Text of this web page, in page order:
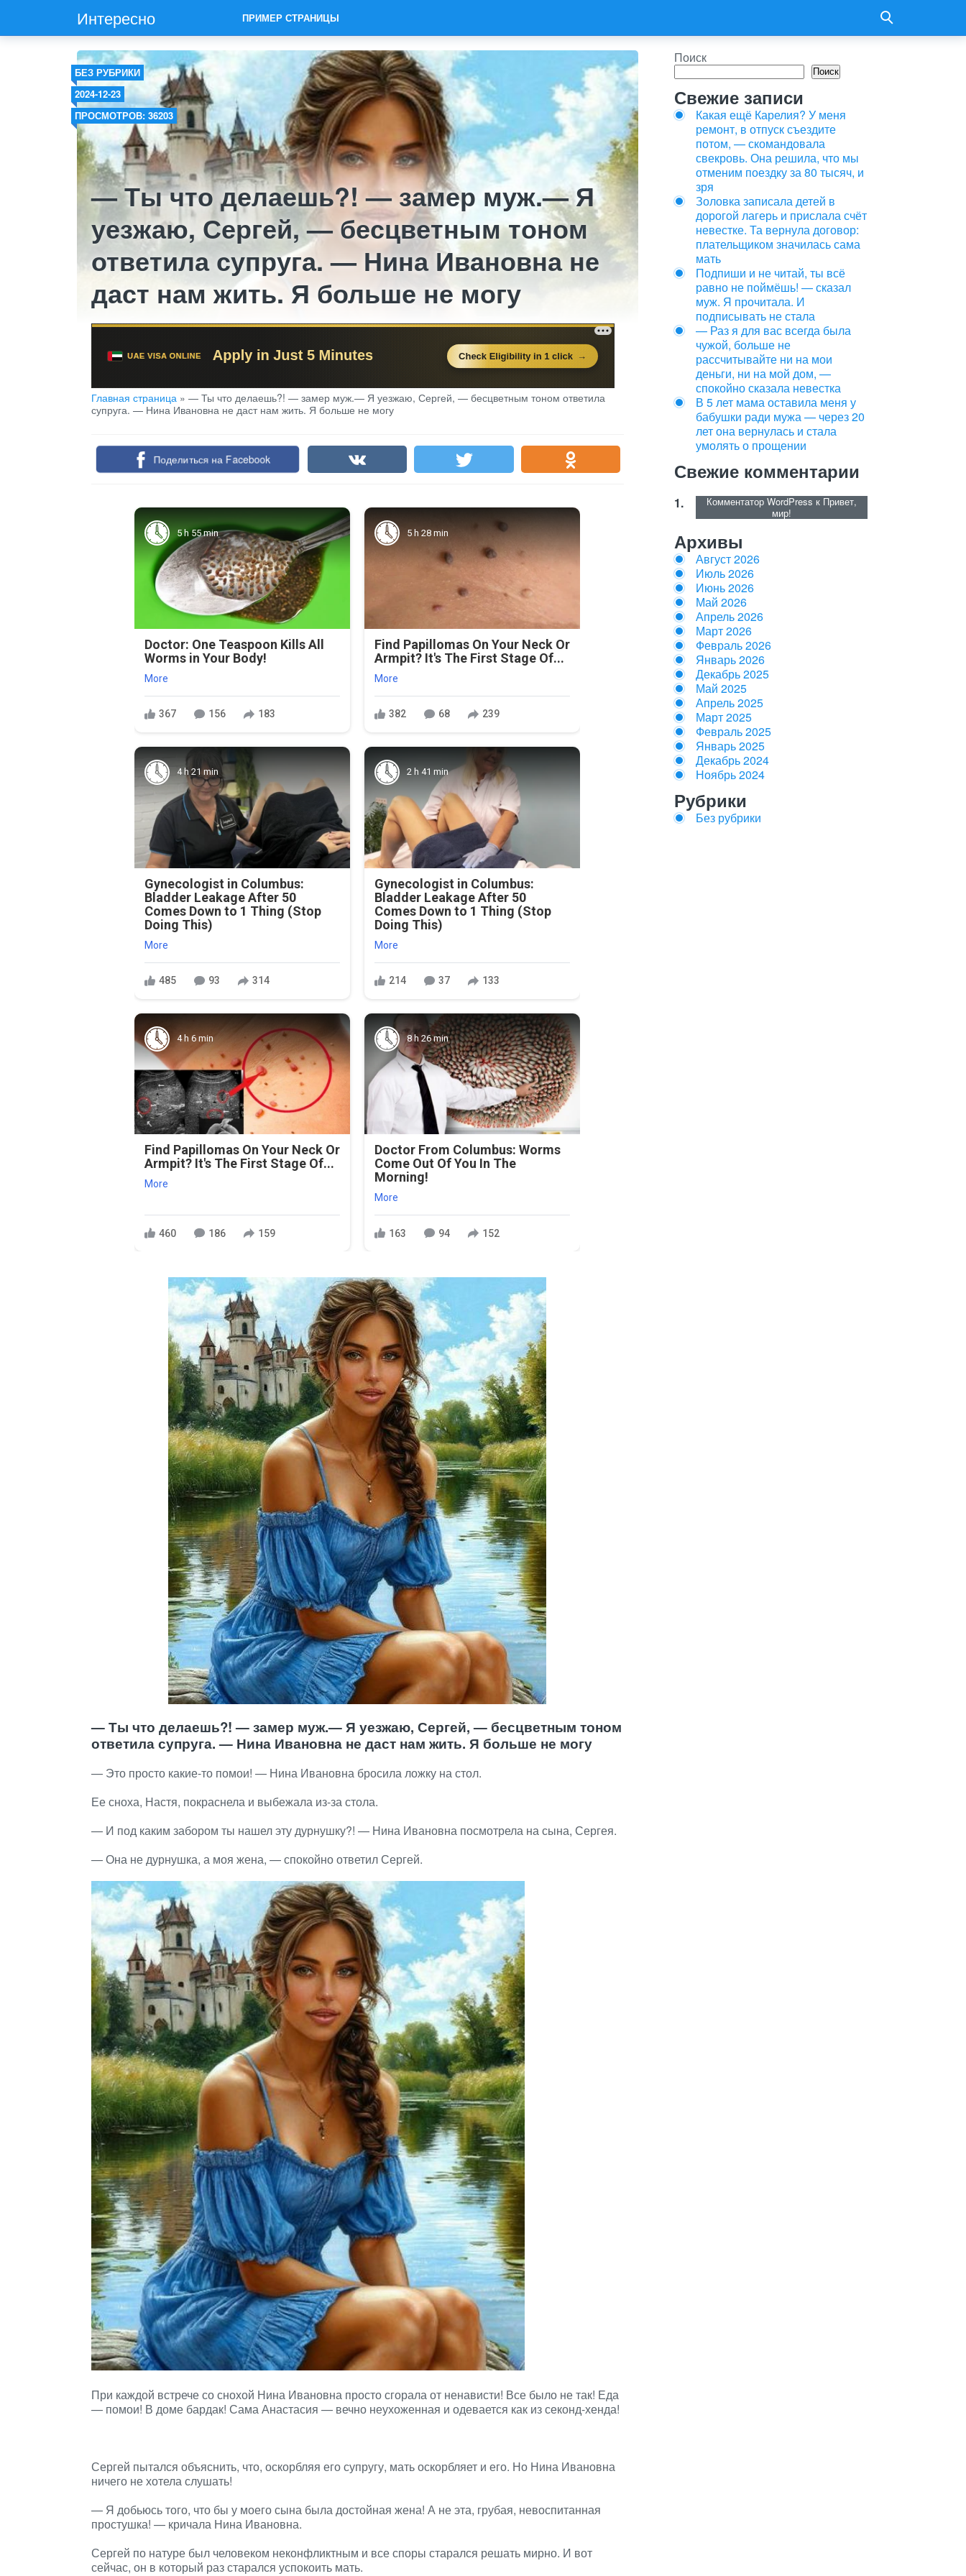
Интересно ПРИМЕР СТРАНИЦЫ
БЕЗ РУБРИКИ
2024-12-23
ПРОСМОТРОВ: 36203
— Ты что делаешь?! — замер муж.— Я
уезжаю, Сергей, — бесцветным тоном
ответила супруга. — Нина Ивановна не
даст нам жить. Я больше не могу
Главная страница » — Ты что делаешь?! — замер муж.— Я уезжаю, Сергей, — бесцветным тоном ответила
супруга. — Нина Ивановна не даст нам жить. Я больше не могу
Поделиться на Facebook
5 h 55 min
Doctor: One Teaspoon Kills All
Worms in Your Body!
More
367 156 183
5 h 28 min
Find Papillomas On Your Neck Or
Armpit? It's The First Stage Of...
More
382 68 239
4 h 21 min
Gynecologist in Columbus:
Bladder Leakage After 50
Comes Down to 1 Thing (Stop
Doing This)
More
485 93 314
2 h 41 min
Gynecologist in Columbus:
Bladder Leakage After 50
Comes Down to 1 Thing (Stop
Doing This)
More
214 37 133
4 h 6 min
Find Papillomas On Your Neck Or
Armpit? It's The First Stage Of...
More
460 186 159
8 h 26 min
Doctor From Columbus: Worms
Come Out Of You In The
Morning!
More
163 94 152
— Ты что делаешь?! — замер муж.— Я уезжаю, Сергей, — бесцветным тоном
ответила супруга. — Нина Ивановна не даст нам жить. Я больше не могу
— Это просто какие-то помои! — Нина Ивановна бросила ложку на стол.
Ее сноха, Настя, покраснела и выбежала из-за стола.
— И под каким забором ты нашел эту дурнушку?! — Нина Ивановна посмотрела на сына, Сергея.
— Она не дурнушка, а моя жена, — спокойно ответил Сергей.
При каждой встрече со снохой Нина Ивановна просто сгорала от ненависти! Все было не так! Еда
— помои! В доме бардак! Сама Анастасия — вечно неухоженная и одевается как из секонд-хенда!
Сергей пытался объяснить, что, оскорбляя его супругу, мать оскорбляет и его. Но Нина Ивановна
ничего не хотела слушать!
— Я добьюсь того, что бы у моего сына была достойная жена! А не эта, грубая, невоспитанная
простушка! — кричала Нина Ивановна.
Сергей по натуре был человеком неконфликтным и все споры старался решать мирно. И вот
сейчас, он в который раз старался успокоить мать.
Поиск
Поиск
Свежие записи
Какая ещё Карелия? У меня
ремонт, в отпуск съездите
потом, — скомандовала
свекровь. Она решила, что мы
отменим поездку за 80 тысяч, и
зря
Золовка записала детей в
дорогой лагерь и прислала счёт
невестке. Та вернула договор:
плательщиком значилась сама
мать
Подпиши и не читай, ты всё
равно не поймёшь! — сказал
муж. Я прочитала. И
подписывать не стала
— Раз я для вас всегда была
чужой, больше не
рассчитывайте ни на мои
деньги, ни на мой дом, —
спокойно сказала невестка
В 5 лет мама оставила меня у
бабушки ради мужа — через 20
лет она вернулась и стала
умолять о прощении
Свежие комментарии
Комментатор WordPress к Привет,
мир!
Архивы
Август 2026
Июль 2026
Июнь 2026
Май 2026
Апрель 2026
Март 2026
Февраль 2026
Январь 2026
Декабрь 2025
Май 2025
Апрель 2025
Март 2025
Февраль 2025
Январь 2025
Декабрь 2024
Ноябрь 2024
Рубрики
Без рубрики